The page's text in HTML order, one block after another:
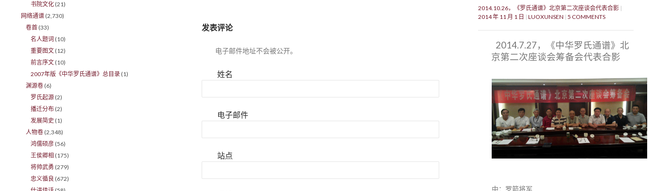
发表评论
电子邮件地址不会被公开。
姓名
电子邮件
站点
2014.10.26，《罗氏通谱》北京第二次座谈会代表合影
2014 年 11 月 1 日
LUOXUNSEN 5 COMMENTS
2014.7.27，《中华罗氏通谱》北
京第二次座谈会筹备会代表合影
中：罗箭将军
书院文化 (21)
网络通谱 (2,730)
卷首 (33)
名人题词 (10)
重要图文 (12)
前言序文 (10)
2007年版《中华罗氏通谱》总目录 (1)
渊源卷 (6)
罗氏起源 (2)
播迁分布 (2)
发展简史 (1)
人物卷 (2,348)
鸿儒硕彦 (56)
王侯卿相 (175)
将帅武勇 (279)
忠义循良 (672)